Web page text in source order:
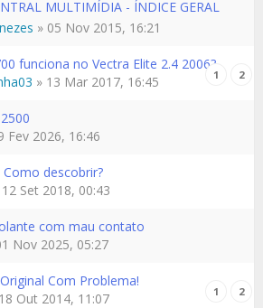
MULTIMÍDIA - ÍNDICE GERAL
» 05 Nov 2015, 16:21
funciona no Vectra Elite 2.4 2006?
1 2
» 13 Mar 2017, 16:45
Fev 2026, 16:46
descobrir?
12 Set 2018, 00:43
com mau contato
Nov 2025, 05:27
Com Problema!
1 2
Out 2014, 11:07